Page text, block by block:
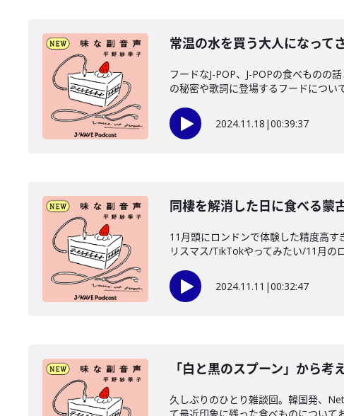
常温の水を買う大人になって
フードなJ-POP、J-POPの食べものの
の秘密や歌詞に登場するフードについ
2024.11.18 |00:39:37
同棲を解消した日に食べる蒙
11月頭にロンドンで体験した精度高
リスマス/TikTokやってみたい/11月の
2024.11.11 |00:32:47
「白と黒のスプーン」から考
久しぶりのひとり雑談回。韓国発、
て最近印象に残った食べものについて